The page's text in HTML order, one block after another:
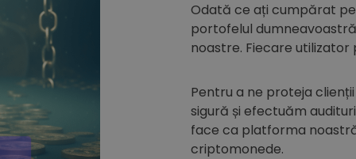
Odată ce ați cumpărat pe
portofelul
noastre. Fiecare
Pentru a ne proteja
sigură și efectuăm
face ca platforma
criptomonede.